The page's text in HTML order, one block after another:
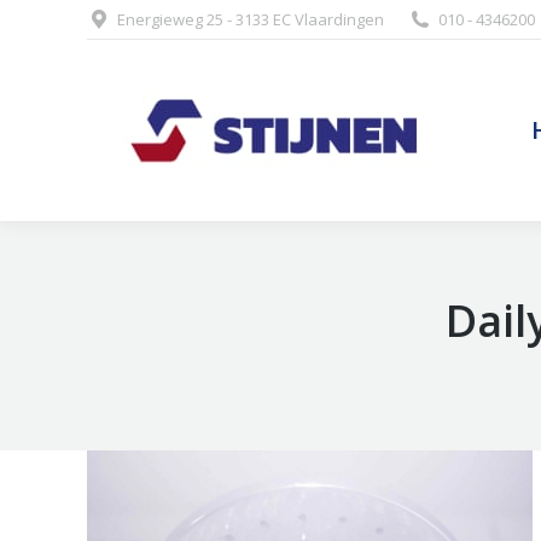
Energieweg 25 - 3133 EC Vlaardingen 010 - 4346200